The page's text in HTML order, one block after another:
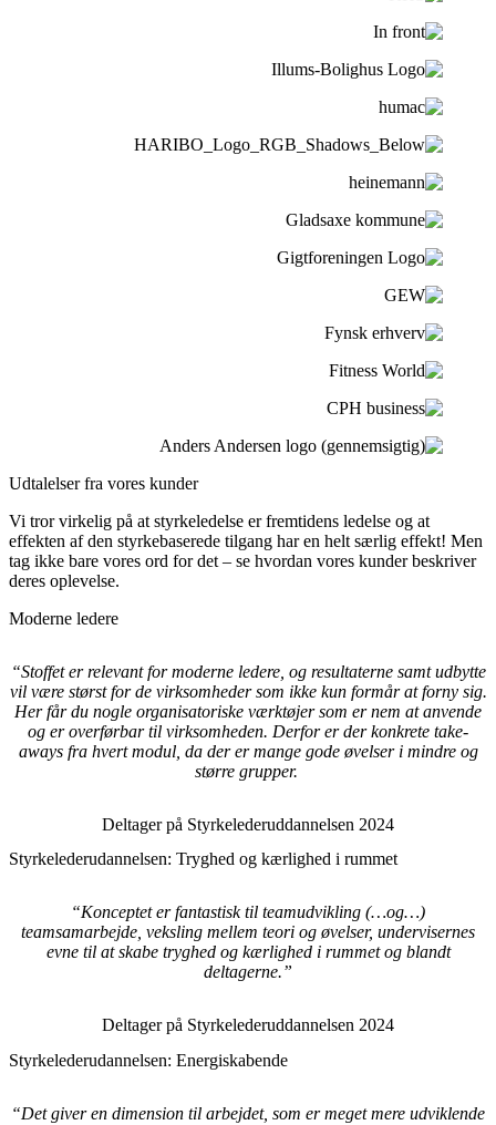
Udtalelser fra vores kunder
Vi tror virkelig på at styrkeledelse er fremtidens ledelse og at
effekten af den styrkebaserede tilgang har en helt særlig effekt! Men
tag ikke bare vores ord for det – se hvordan vores kunder beskriver
deres oplevelse.
Moderne ledere
“Stoffet er relevant for moderne ledere, og resultaterne samt udbytte
vil være størst for de virksomheder som ikke kun formår at forny sig.
Her får du nogle organisatoriske værktøjer som er nem at anvende
og er overførbar til virksomheden. Derfor er der konkrete take-
aways fra hvert modul, da der er mange gode øvelser i mindre og
større grupper.
Deltager på Styrkelederuddannelsen 2024
Styrkelederudannelsen: Tryghed og kærlighed i rummet
“Konceptet er fantastisk til teamudvikling (…og…)
teamsamarbejde, veksling mellem teori og øvelser, undervisernes
evne til at skabe tryghed og kærlighed i rummet og blandt
deltagerne.”
Deltager på Styrkelederuddannelsen 2024
Styrkelederudannelsen: Energiskabende
“Det giver en dimension til arbejdet, som er meget mere udviklende